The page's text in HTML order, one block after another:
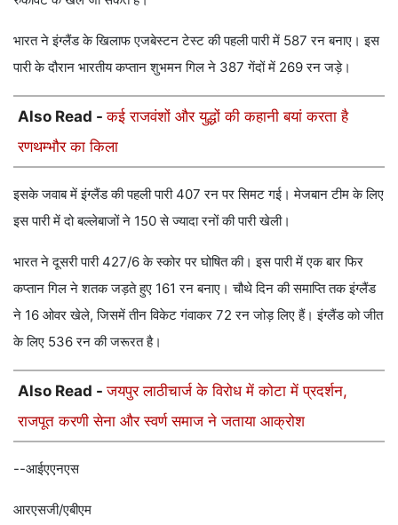
भारत ने इंग्लैंड के खिलाफ एजबेस्टन टेस्ट की पहली पारी में 587 रन बनाए। इस
पारी के दौरान भारतीय कप्तान शुभमन गिल ने 387 गेंदों में 269 रन जड़े।
Also Read -कई राजवंशों और युद्धों की कहानी बयां करता है
रणथम्भौर का किला
इसके जवाब में इंग्लैंड की पहली पारी 407 रन पर सिमट गई। मेजबान टीम के लिए
इस पारी में दो बल्लेबाजों ने 150 से ज्यादा रनों की पारी खेली।
भारत ने दूसरी पारी 427/6 के स्कोर पर घोषित की। इस पारी में एक बार फिर
कप्तान गिल ने शतक जड़ते हुए 161 रन बनाए। चौथे दिन की समाप्ति तक इंग्लैंड
ने 16 ओवर खेले, जिसमें तीन विकेट गंवाकर 72 रन जोड़ लिए हैं। इंग्लैंड को जीत
के लिए 536 रन की जरूरत है।
Also Read -जयपुर लाठीचार्ज के विरोध में कोटा में प्रदर्शन,
राजपूत करणी सेना और स्वर्ण समाज ने जताया आक्रोश
--आईएएनएस
आरएसजी/एबीएम